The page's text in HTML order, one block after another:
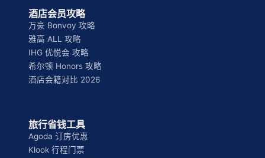
酒店会员攻略
万豪 Bonvoy 攻略
雅高 ALL 攻略
IHG 优悦会 攻略
希尔顿 Honors 攻略
酒店会籍对比 2026
旅行省钱工具
Agoda 订房优惠
Klook 行程门票